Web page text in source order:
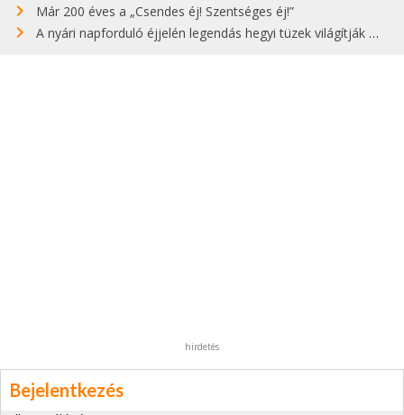
Már 200 éves a „Csendes éj! Szentséges éj!”
A nyári napforduló éjjelén legendás hegyi tüzek világítják meg Zugspitzét
hirdetés
Bejelentkezés